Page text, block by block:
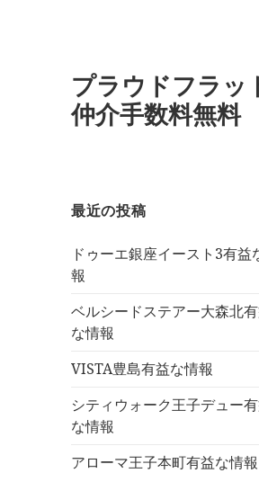
プラウドフラッ
仲介手数料無料
最近の投稿
ドゥーエ銀座イースト3有益
報
ベルシードステアー大森北
な情報
VISTA豊島有益な情報
シティウォーク王子デュー
な情報
アローマ王子本町有益な情報